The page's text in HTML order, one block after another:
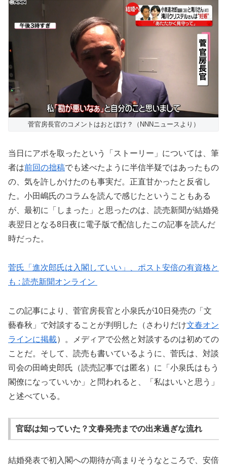
菅官房長官のコメントはおとぼけ？（NNNニュースより）
当日にアポを取ったという「ストーリー」については、筆
者は前回の拙稿でも述べたように半信半疑ではあったもの
の、気を許しかけたのも事実だ。正直甘かったと反省し
た。小田嶋氏のコラムを読んで感じたということもある
が、最初に「しまった」と思ったのは、読売新聞が結婚発
表翌日となる8日夜に電子版で配信したこの記事を読んだ
時だった。
菅氏「進次郎氏は入閣していい」、ポスト安倍の有資格と
も : 読売新聞オンライン
この記事により、菅官房長官と小泉氏が10日発売の「文
藝春秋」で対談することが判明した（さわりだけ文春オン
ラインに掲載）。メディアで公然と対談するのは初めての
ことだ。そして、読売も書いているように、菅氏は、対談
司会の田崎史郎氏（読売記事では匿名）に「小泉氏はもう
閣僚になっていいか」と問われると、「私はいいと思う」
と述べている。
官邸は知っていた？文春発売までの出来過ぎな流れ
結婚発表で初入閣への期待が高まりそうなところで、安倍